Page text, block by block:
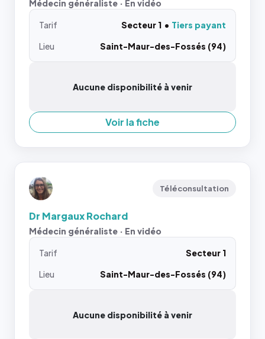
Médecin généraliste · En vidéo
Tarif Secteur 1
Tiers payant
Lieu
Saint-Maur-des-Fossés (94)
Aucune disponibilité à venir
Voir la fiche
Téléconsultation
Dr Margaux Rochard
Médecin généraliste · En vidéo
Tarif
Secteur 1
Lieu
Saint-Maur-des-Fossés (94)
Aucune disponibilité à venir